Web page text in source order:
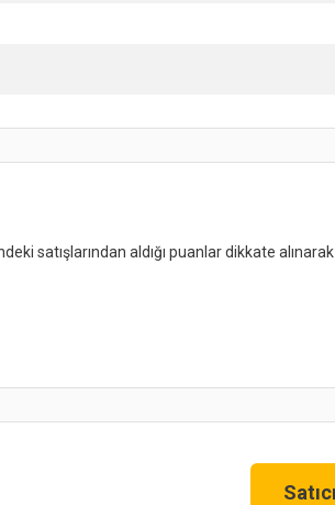
satışlarından aldığı puanlar dikkate alınarak